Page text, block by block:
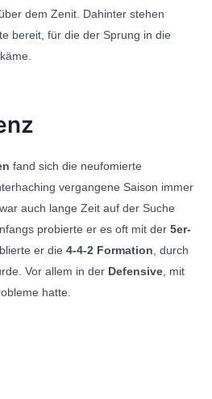
dem Zenit. Dahinter stehen
bereit, für die der Sprung in die
fand sich die neufomierte
vergangene Saison immer
auch lange Zeit auf der Suche
probierte er es oft mit der 5er-
er die 4-4-2 Formation , durch
Vor allem in der Defensive , mit
hatte.